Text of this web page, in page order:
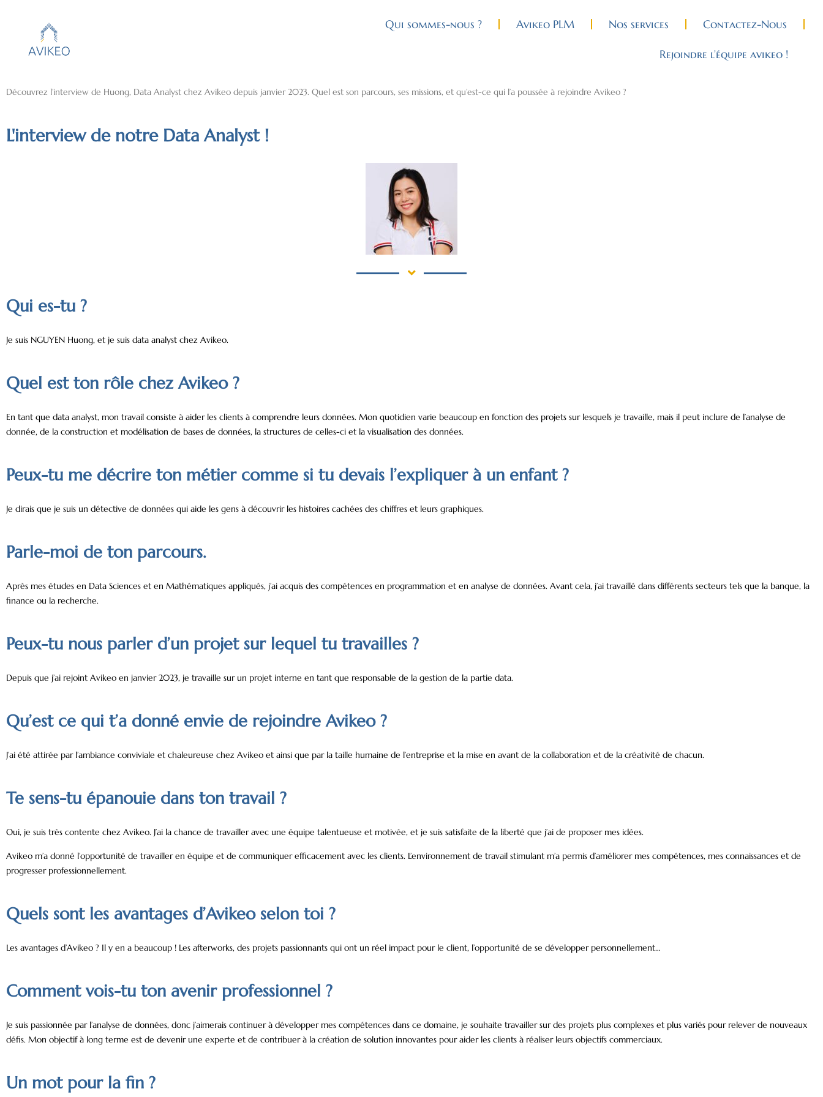
Qui sommes-nous ? Avikeo PLM Nos services Contactez-Nous
Rejoindre l’équipe avikeo !
Découvrez l’interview de Huong, Data Analyst chez Avikeo depuis janvier 2023. Quel est son parcours, ses missions, et qu’est-ce qui l’a poussée à rejoindre Avikeo ?
L'interview de notre Data Analyst !
Qui es-tu ?
Je suis NGUYEN Huong, et je suis data analyst chez Avikeo.
Quel est ton rôle chez Avikeo ?
En tant que data analyst, mon travail consiste à aider les clients à comprendre leurs données. Mon quotidien varie beaucoup en fonction des projets sur lesquels je travaille, mais il peut inclure de l’analyse de
donnée, de la construction et modélisation de bases de données, la structures de celles-ci et la visualisation des données.
Peux-tu me décrire ton métier comme si tu devais l’expliquer à un enfant ?
Je dirais que je suis un détective de données qui aide les gens à découvrir les histoires cachées des chiffres et leurs graphiques.
Parle-moi de ton parcours.
Après mes études en Data Sciences et en Mathématiques appliqués, j’ai acquis des compétences en programmation et en analyse de données. Avant cela, j’ai travaillé dans différents secteurs tels que la banque, la
finance ou la recherche.
Peux-tu nous parler d’un projet sur lequel tu travailles ?
Depuis que j’ai rejoint Avikeo en janvier 2023, je travaille sur un projet interne en tant que responsable de la gestion de la partie data.
Qu’est ce qui t’a donné envie de rejoindre Avikeo ?
J’ai été attirée par l’ambiance conviviale et chaleureuse chez Avikeo et ainsi que par la taille humaine de l’entreprise et la mise en avant de la collaboration et de la créativité de chacun.
Te sens-tu épanouie dans ton travail ?
Oui, je suis très contente chez Avikeo. J’ai la chance de travailler avec une équipe talentueuse et motivée, et je suis satisfaite de la liberté que j’ai de proposer mes idées.
Avikeo m’a donné l’opportunité de travailler en équipe et de communiquer efficacement avec les clients. L’environnement de travail stimulant m’a permis d’améliorer mes compétences, mes connaissances et de
progresser professionnellement.
Quels sont les avantages d’Avikeo selon toi ?
Les avantages d’Avikeo ? Il y en a beaucoup ! Les afterworks, des projets passionnants qui ont un réel impact pour le client, l’opportunité de se développer personnellement…
Comment vois-tu ton avenir professionnel ?
Je suis passionnée par l’analyse de données, donc j’aimerais continuer à développer mes compétences dans ce domaine, je souhaite travailler sur des projets plus complexes et plus variés pour relever de nouveaux
défis. Mon objectif à long terme est de devenir une experte et de contribuer à la création de solution innovantes pour aider les clients à réaliser leurs objectifs commerciaux.
Un mot pour la fin ?